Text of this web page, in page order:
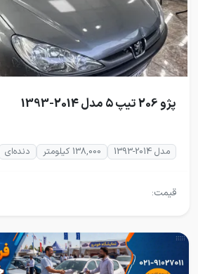
پژو 206 تیپ ۵ مدل 2014-1393
مدل 2014-1393 138,000 کیلومتر دنده‌ای
قیمت: